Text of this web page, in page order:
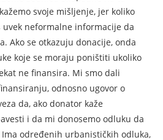
svoje mišljenje, jer koliko
uvek neformalne informacije da
Ako se otkazuju donacije, onda
koje se moraju poništiti ukoliko
ne finansira. Mi smo dali
odnosno ugovor o
da, ako donator kaže
i da mi donosemo odluku da
određenih urbanističkih odluka,